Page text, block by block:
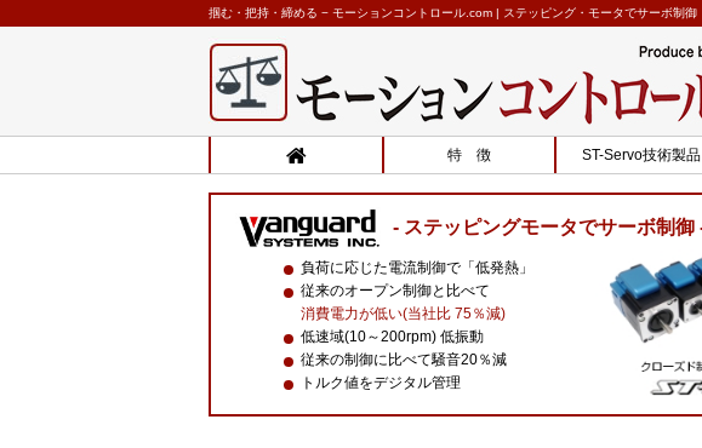
掴む・把持・締める − モーションコントロール.com | ステッピング・モータでサーボ制御
特 徴 ST-Servo技術製品
ステッピングモータでサーボ制御
負荷に応じた電流制御で「低発熱」
従来のオープン制御と比べて
消費電力が低い(当社比 75％減)
低速域(10～200rpm) 低振動
従来の制御に比べて騒音20％減
トルク値をデジタル管理